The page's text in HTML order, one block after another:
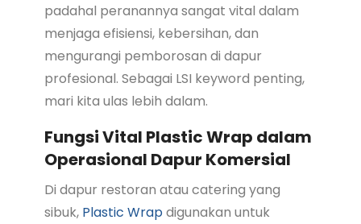
padahal peranannya sangat vital dalam
menjaga efisiensi, kebersihan, dan
mengurangi pemborosan di dapur
profesional. Sebagai LSI keyword penting,
mari kita ulas lebih dalam.
Fungsi Vital Plastic Wrap dalam
Operasional Dapur Komersial
Di dapur restoran atau catering yang
sibuk, Plastic Wrapdigunakan untuk